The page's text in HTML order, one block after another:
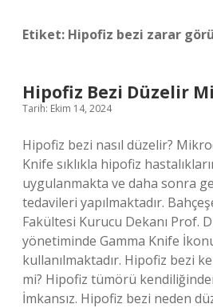
Etiket: Hipofiz bezi zarar
Hipofiz Bezi Düzelir Mi
Tarih: Ekim 14, 2024
Hipofiz bezi nasıl düzelir?
Knife sıklıkla hipofiz
uygulanmakta ve daha sonra
tedavileri yapılmaktadır.
Fakültesi Kurucu Dekanı Prof.
yönetiminde Gamma Knife
kullanılmaktadır. Hipofiz bezi
mi? Hipofiz tümörü
İmkansız. Hipofiz bezi neden